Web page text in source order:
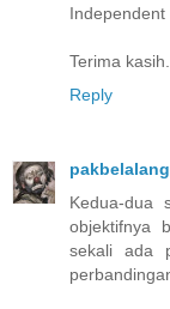
Terima kasih.
Reply
pakbelalang
Kedua-dua
objektifnya
sekali ada